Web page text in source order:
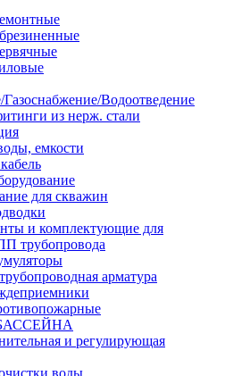
Водоотведение
из нерж. стали
емкости
для скважин
и комплектующие для
трубопровода
арматура
и регулирующая
воды